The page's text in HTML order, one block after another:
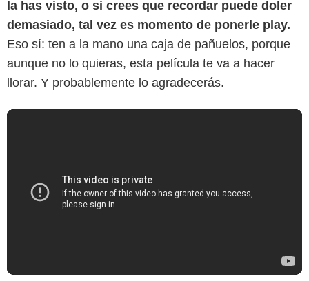
la has visto, o si crees que recordar puede doler
demasiado, tal vez es momento de ponerle play.
Eso sí: ten a la mano una caja de pañuelos, porque
aunque no lo quieras, esta película te va a hacer
llorar. Y probablemente lo agradecerás.